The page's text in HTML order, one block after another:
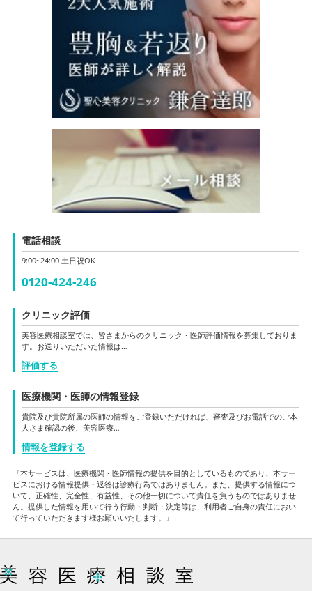
電話相談
9:00~24:00 土日祝OK
0120-424-246
クリニック評価
美容医療相談室では、皆さまからのクリニック・医師評価情報を募集しておりま
す。お送りいただいた情報は…
評価する
医療機関・医師の情報登録
貴院及び貴院所属の医師の情報をご登録いただければ、審査及びお電話でのご本
人さま確認の後、美容医療…
情報を登録する
『本サービスは、医療機関・医師情報の提供を目的としているものであり、本サー
ビスにおける情報提供・返答は診療行為ではありません。また、提供する情報につ
いて、正確性、完全性、有益性、その他一切について責任を負うものではありませ
ん。提供した情報を用いて行う行動・判断・決定等は、利用者ご自身の責任におい
て行っていただきます様お願いいたします。』